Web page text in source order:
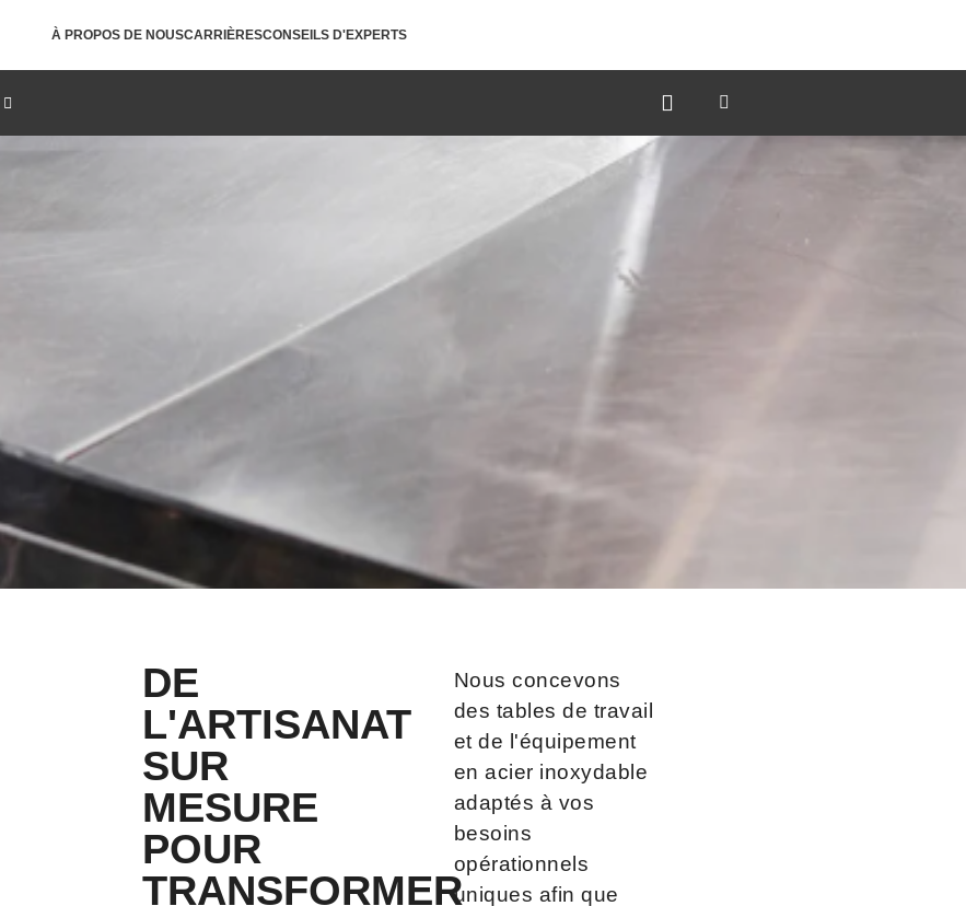
À PROPOS DE NOUSCARRIÈRESCONSEILS D'EXPERTS
DE
L'ARTISANAT
SUR
MESURE
POUR
TRANSFORMER
Nous concevons
des tables de travail
et de l'équipement
en acier inoxydable
adaptés à vos
besoins
opérationnels
uniques afin que